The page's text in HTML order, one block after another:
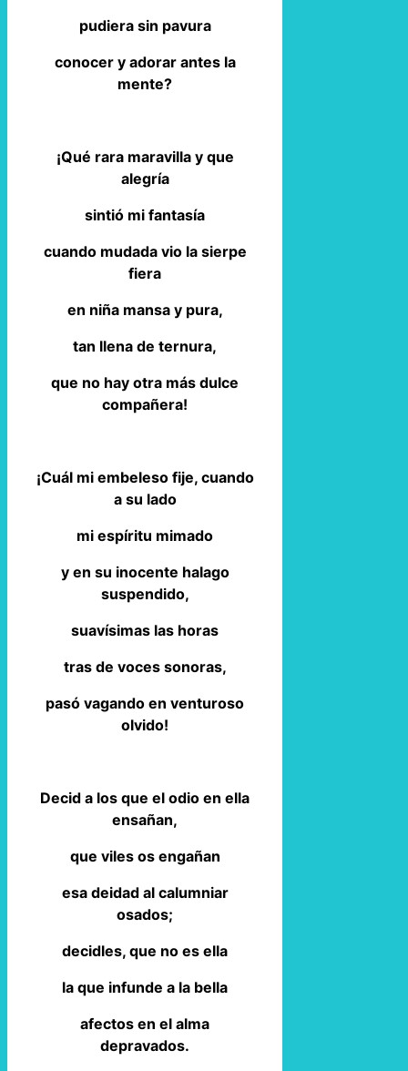
pudiera sin pavura
conocer y adorar antes la
mente?
¡Qué rara maravilla y que
alegría
sintió mi fantasía
cuando mudada vio la sierpe
fiera
en niña mansa y pura,
tan llena de ternura,
que no hay otra más dulce
compañera!
¡Cuál mi embeleso fije, cuando
a su lado
mi espíritu mimado
y en su inocente halago
suspendido,
suavísimas las horas
tras de voces sonoras,
pasó vagando en venturoso
olvido!
Decid a los que el odio en ella
ensañan,
que viles os engañan
esa deidad al calumniar
osados;
decidles, que no es ella
la que infunde a la bella
afectos en el alma
depravados.